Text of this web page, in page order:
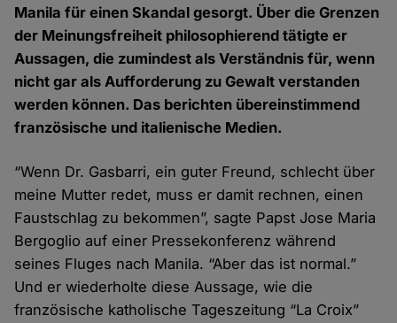
Manila für einen Skandal gesorgt. Über die Grenzen
der Meinungsfreiheit philosophierend tätigte er
Aussagen, die zumindest als Verständnis für, wenn
nicht gar als Aufforderung zu Gewalt verstanden
werden können. Das berichten übereinstimmend
französische und italienische Medien.
“Wenn Dr. Gasbarri, ein guter Freund, schlecht über
meine Mutter redet, muss er damit rechnen, einen
Faustschlag zu bekommen”, sagte Papst Jose Maria
Bergoglio auf einer Pressekonferenz während
seines Fluges nach Manila. “Aber das ist normal.”
Und er wiederholte diese Aussage, wie die
französische katholische Tageszeitung “La Croix”